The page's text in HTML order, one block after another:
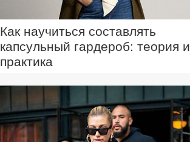
Как научиться составлять
капсульный гардероб: теория и
практика